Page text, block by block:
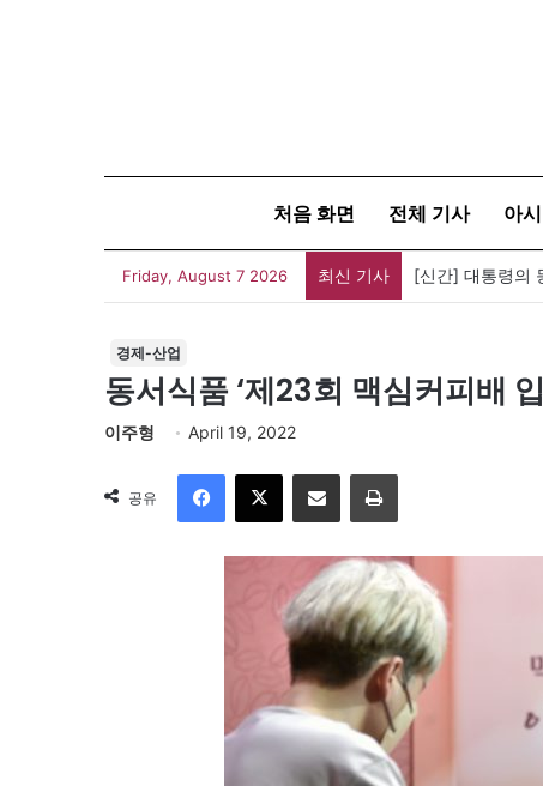
처음 화면 전체 기사 아
Friday, August 7 2026 최신 기사 [신간] 대통령의
경제-산업
동서식품 ‘제23회 맥심커피배
이주형 April 19, 2022
공유
이메일